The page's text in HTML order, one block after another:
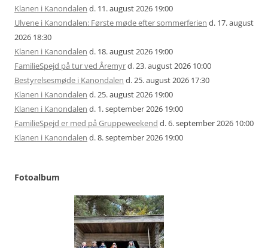
Klanen i Kanondalen d. 11. august 2026 19:00
Ulvene i Kanondalen: Første møde efter sommerferien d. 17. august
2026 18:30
Klanen i Kanondalen d. 18. august 2026 19:00
FamilieSpejd på tur ved Åremyrd. 23. august 2026 10:00
Bestyrelsesmøde i Kanondalen d. 25. august 2026 17:30
Klanen i Kanondalen d. 25. august 2026 19:00
Klanen i Kanondalen d. 1. september 2026 19:00
FamilieSpejd er med på Gruppeweekend d. 6. september 2026 10:00
Klanen i Kanondalen d. 8. september 2026 19:00
Fotoalbum